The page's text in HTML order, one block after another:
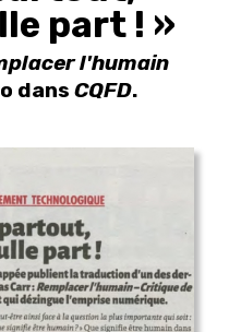
part ! »
l'humain
dans CQFD.